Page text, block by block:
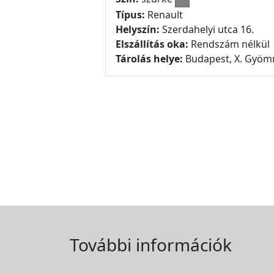
Típus: Renault
Helyszín: Szerdahelyi utca 16.
Elszállítás oka: Rendszám nélkül
Tárolás helye: Budapest, X.
További információk